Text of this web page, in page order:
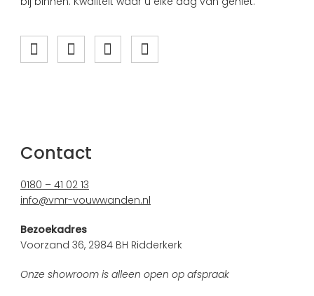
Contact
0180 – 41 02 13
info@vmr-vouwwanden.nl
Bezoekadres
Voorzand 36, 2984 BH Ridderkerk
Onze showroom is alleen open op afspraak